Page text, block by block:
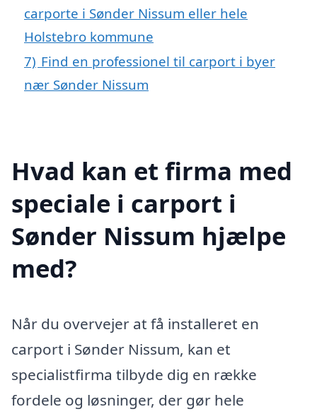
carporte i Sønder Nissum eller hele
Holstebro kommune
7) Find en professionel til carport i byer
nær Sønder Nissum
Hvad kan et firma med
speciale i carport i
Sønder Nissum hjælpe
med?
Når du overvejer at få installeret en
carport i Sønder Nissum, kan et
specialistfirma tilbyde dig en række
fordele og løsninger, der gør hele